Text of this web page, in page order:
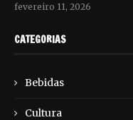
fevereiro 11, 2026
CATEGORIAS
Bebidas
Cultura